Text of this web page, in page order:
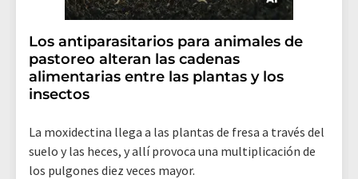
Los antiparasitarios para animales de
pastoreo alteran las cadenas
alimentarias entre las plantas y los
insectos
La moxidectina llega a las plantas de fresa a través del
suelo y las heces, y allí provoca una multiplicación de
los pulgones diez veces mayor.